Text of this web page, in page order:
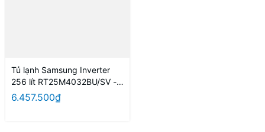
Tủ lạnh Samsung Inverter
256 lít RT25M4032BU/SV -
HÀNG CHÍNH HÃNG
6.457.500₫